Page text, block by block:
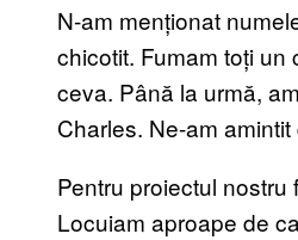
N-am menționat
chicotit. Fumam toți
ceva. Până la urmă,
Charles. Ne-am
Pentru proiectul
Locuiam aproape de